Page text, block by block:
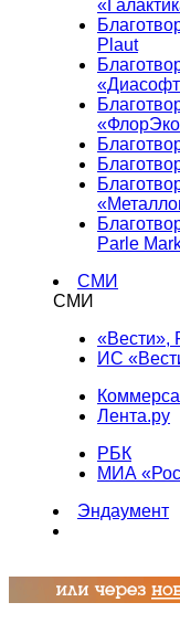
Plaut
Parle
СМИ
СМИ
«Вести»,
ИС
Лента.ру
РБК
МИА
Эндаумент